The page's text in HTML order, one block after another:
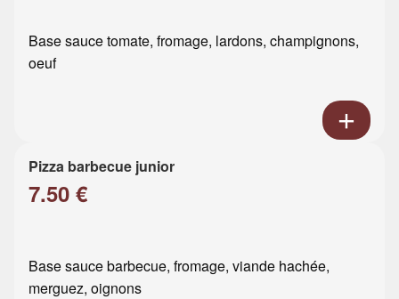
Base sauce tomate, fromage, lardons, champignons,
oeuf
Pizza barbecue junior
7.50 €
Base sauce barbecue, fromage, viande hachée,
merguez, oignons